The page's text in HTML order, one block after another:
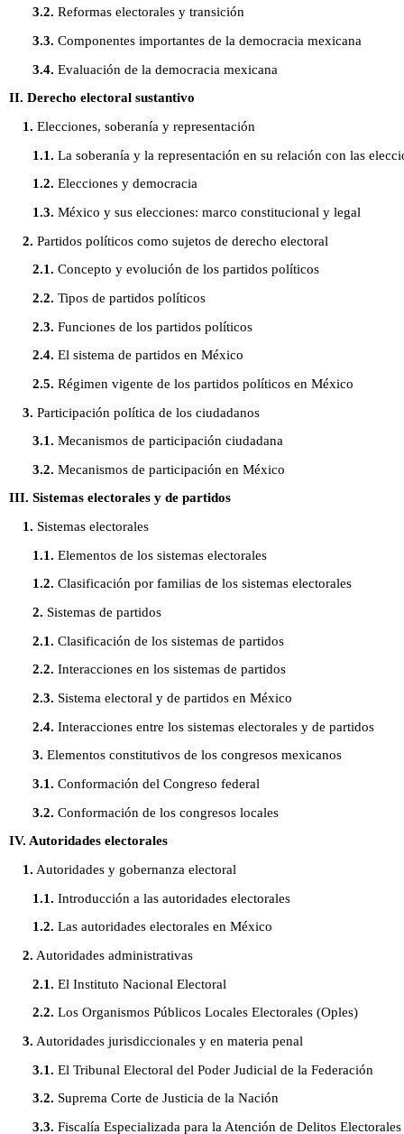
3.2. Reformas electorales y transición
3.3. Componentes importantes de la democracia mexicana
3.4. Evaluación de la democracia mexicana
II. Derecho electoral sustantivo
1. Elecciones, soberanía y representación
1.1. La soberanía y la representación en su relación con las
1.2. Elecciones y democracia
1.3. México y sus elecciones: marco constitucional y legal
2. Partidos políticos como sujetos de derecho electoral
2.1. Concepto y evolución de los partidos políticos
2.2. Tipos de partidos políticos
2.3. Funciones de los partidos políticos
2.4. El sistema de partidos en México
2.5. Régimen vigente de los partidos políticos en México
3. Participación política de los ciudadanos
3.1. Mecanismos de participación ciudadana
3.2. Mecanismos de participación en México
III. Sistemas electorales y de partidos
1. Sistemas electorales
1.1. Elementos de los sistemas electorales
1.2. Clasificación por familias de los sistemas electorales
2. Sistemas de partidos
2.1. Clasificación de los sistemas de partidos
2.2. Interacciones en los sistemas de partidos
2.3. Sistema electoral y de partidos en México
2.4. Interacciones entre los sistemas electorales y de partidos
3. Elementos constitutivos de los congresos mexicanos
3.1. Conformación del Congreso federal
3.2. Conformación de los congresos locales
IV. Autoridades electorales
1. Autoridades y gobernanza electoral
1.1. Introducción a las autoridades electorales
1.2. Las autoridades electorales en México
2. Autoridades administrativas
2.1. El Instituto Nacional Electoral
2.2. Los Organismos Públicos Locales Electorales (Oples)
3. Autoridades jurisdiccionales y en materia penal
3.1. El Tribunal Electoral del Poder Judicial de la Federación
3.2. Suprema Corte de Justicia de la Nación
3.3. Fiscalía Especializada para la Atención de Delitos Electorales